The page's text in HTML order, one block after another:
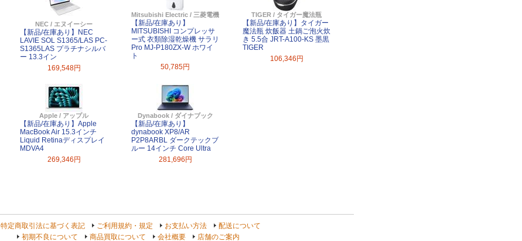
NEC / エヌイーシー
【新品/在庫あり】NEC
LAVIE SOL S1365/LAS PC-
S1365LAS プラチナシルバ
ー 13.3イン
169,548円
Mitsubishi Electric / 三菱電機
【新品/在庫あり】
MITSUBISHI コンプレッサ
ー式 衣類除湿乾燥機 サラリ
Pro MJ-P180ZX-W ホワイ
ト
50,785円
TIGER / タイガー魔法瓶
【新品/在庫あり】タイガー
魔法瓶 炊飯器 土鍋ご泡火炊
き 5.5合 JRT-A100-KS 墨黒
TIGER
106,346円
Apple / アップル
【新品/在庫あり】Apple
MacBook Air 15.3インチ
Liquid Retinaディスプレイ
MDVA4
269,346円
Dynabook / ダイナブック
【新品/在庫あり】
dynabook XP8/AR
P2P8ARBL ダークテックブ
ルー 14インチ Core Ultra
281,696円
特定商取引法に基づく表記 ご利用規約・規定 お支払い方法
配送について
初期不良について
商品買取について 会社概要 店舗のご案内